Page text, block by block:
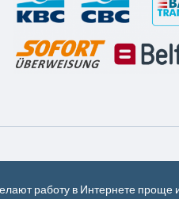
работу в Интернете проще